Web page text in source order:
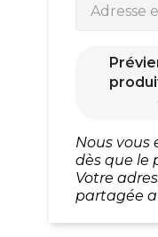
Nous vous
dès que le
Votre
partagée